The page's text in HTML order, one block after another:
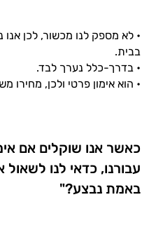
• לא מספק לנו מכשור, לכן
בבית.
• בדרך-כלל נערך לבד.
• הוא אימון פרטי ולכן, מחירו משתנה בין 90 ₪
כאשר אנו שוקלים אם
עבורנו, כדאי לנו לשאול
באמת נבצע?"
התשובות שלי
ותזונת הספורט.
עובדים יחד כדי
יום וגם בתחום
המטרה שלי היא